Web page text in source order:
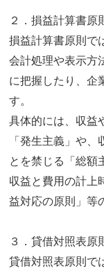
２．損益計算書原
損益計算書原則で
会計処理や表示方
に把握したり、企
す。
具体的には、収益
「発生主義」や
とを禁じる「総額
収益と費用の計上
益対応の原則」等
３．貸借対照表原
貸借対照表原則で